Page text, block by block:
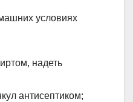
условиях
надеть
антисептиком;